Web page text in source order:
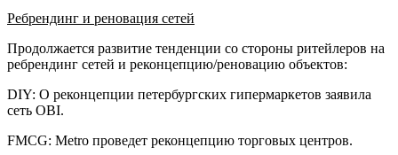
Ребрендинг и реновация сетей
Продолжается развитие тенденции со стороны ритейлеров на
ребрендинг сетей и реконцепцию/реновацию объектов:
DIY: О реконцепции петербургских гипермаркетов заявила
сеть OBI.
FMCG: Metro проведет реконцепцию торговых центров.